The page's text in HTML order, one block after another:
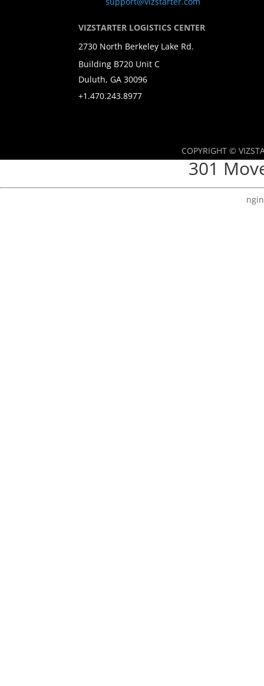
VIZSTARTER LOGISTICS CENTER
2730 North Berkeley Lake Rd.
Building B720 Unit C
Duluth, GA 30096
+1.470.243.8977
COPYRIGHT ©
301